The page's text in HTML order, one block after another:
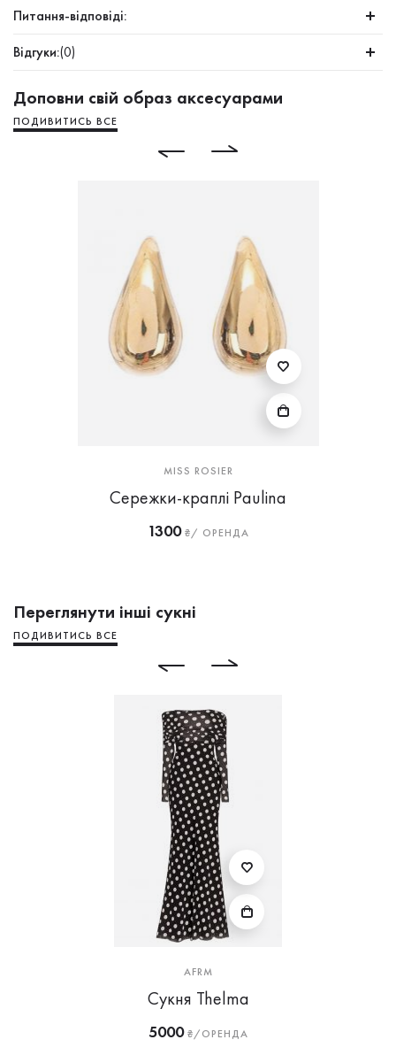
Питання-відповіді:
Відгуки:(0)
Доповни свій образ аксесуарами
ПОДИВИТИСЬ ВСЕ
MISS ROSIER
Сережки-краплі Paulina
1300₴/ ОРЕНДА
Переглянути інші сукні
ПОДИВИТИСЬ ВСЕ
AFRM
Сукня Thelma
5000₴/ОРЕНДА